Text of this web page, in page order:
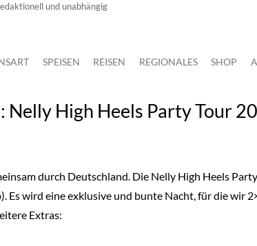
und unabhängig
SPEISEN REISEN REGIONALES SHOP
High Heels Party Tour
durch Deutschland. Die Nelly High Heels
wird eine exklusive und bunte Nacht, für die wir
Extras: